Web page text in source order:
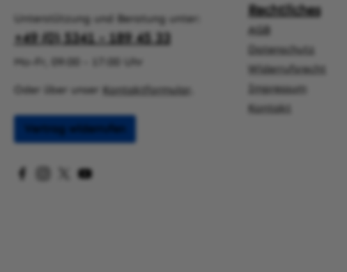
Unterstützung und Beratung unter:
+49 (0) 5341 - 189 45 33
Mo-Fr, 09:00 - 17:00 Uhr
Oder über unser Kontaktformular
Vertrag widerrufen
Besuche uns auf Facebook – öffnet in neuem Tab (externer
Schau auf Instagram vorbei – öffnet in neuem Tab
Folge uns auf X – öffnet in neuem Tab (externer Link)
Sieh dir unsere Videos auf YouTube an – öffnet in
Rechtliches
AGB
Datenschutz
Widerrufsrecht
Impressum
Kontakt